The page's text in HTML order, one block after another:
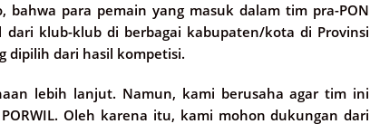
para pemain yang masuk dalam tim pra-PON
klub-klub di berbagai kabupaten/kota di Provinsi
dipilih dari hasil kompetisi.
lebih lanjut. Namun, kami berusaha agar tim ini
Oleh karena itu, kami mohon dukungan dari